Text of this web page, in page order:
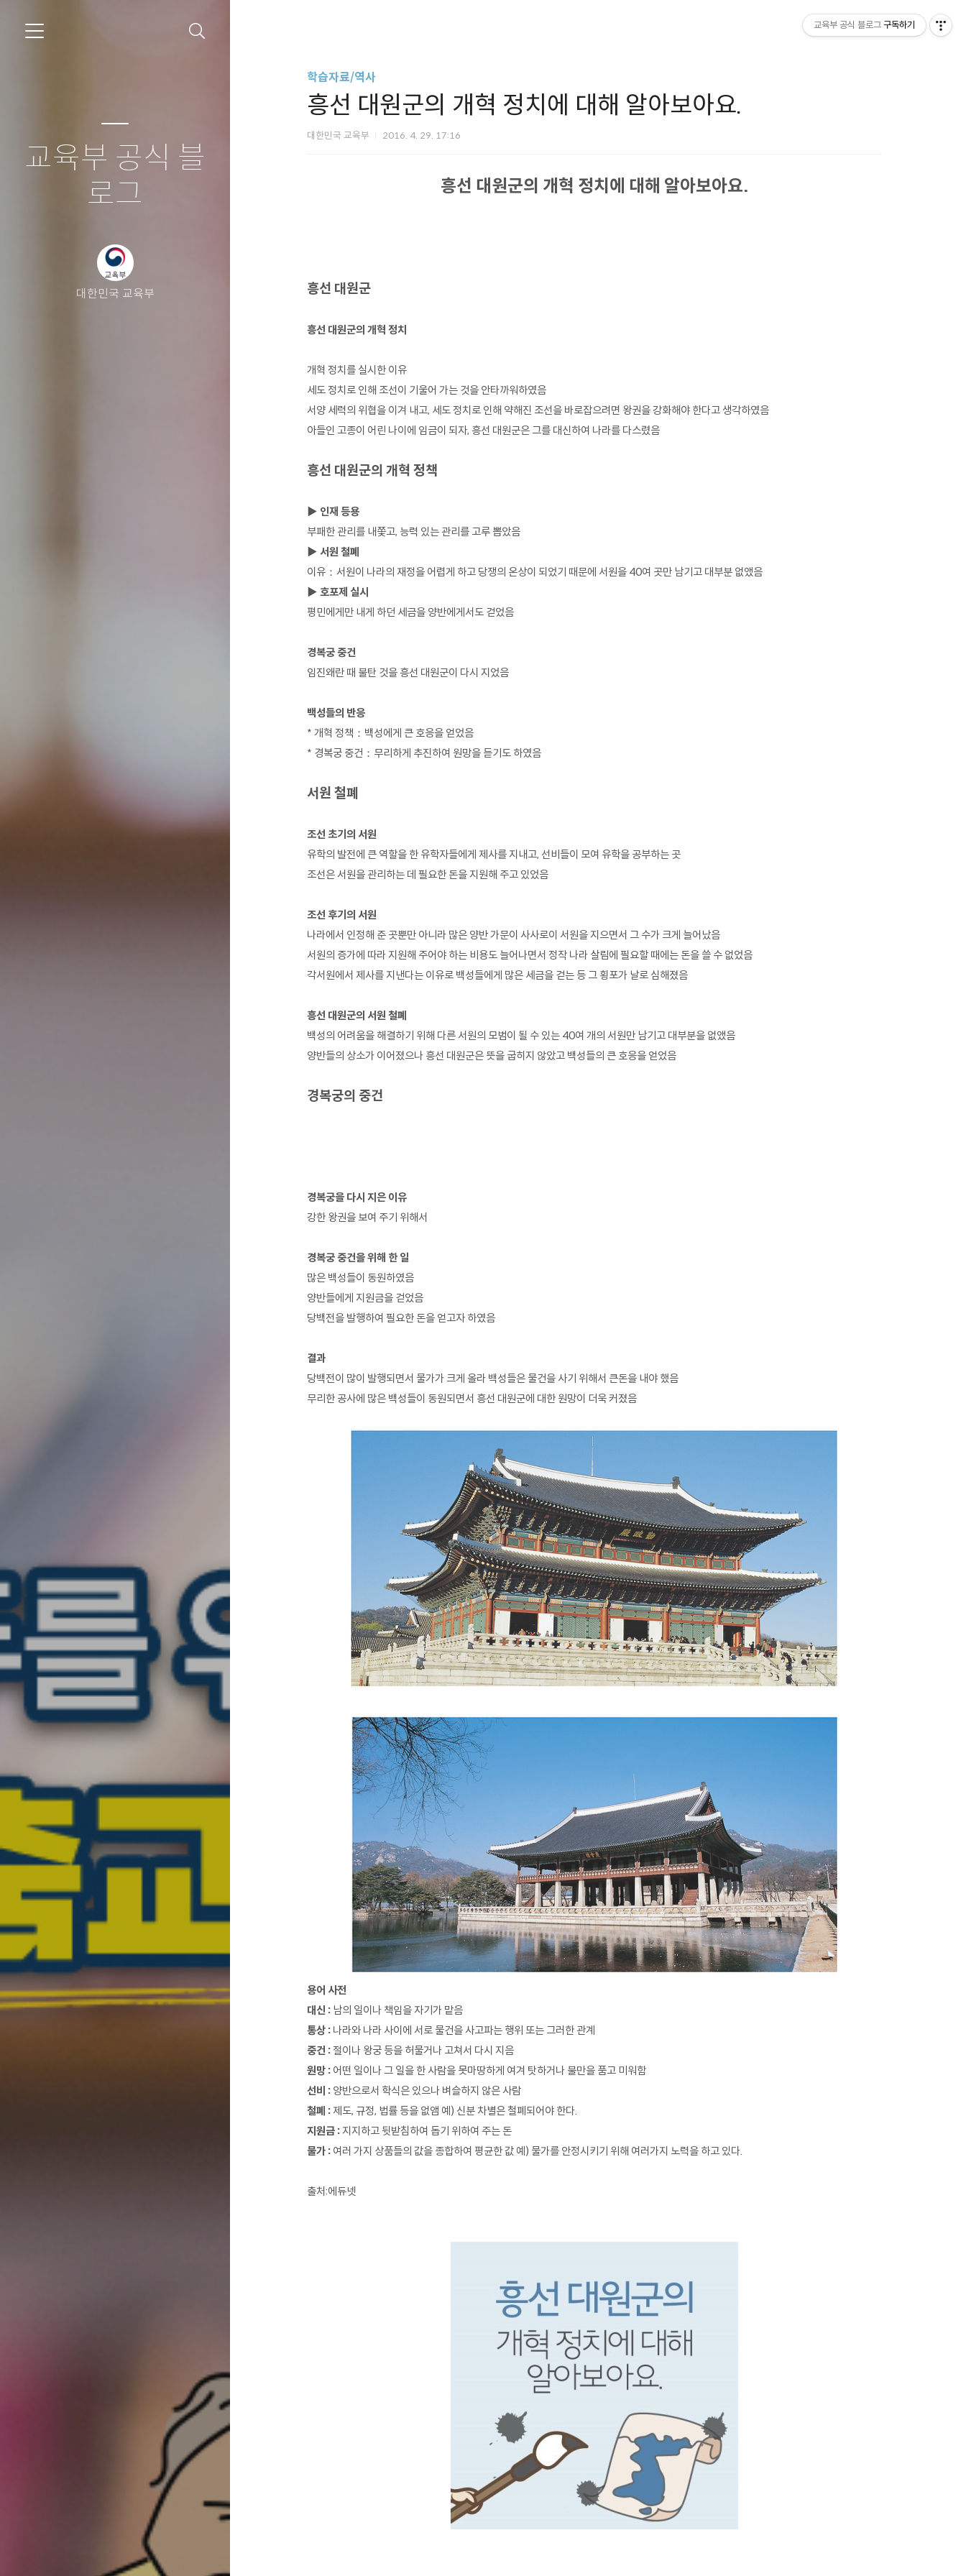
교육부 공식 블
로그
대한민국 교육부
학습자료/역사
흥선 대원군의 개혁 정치에 대해 알아보아요.
대한민국 교육부 2016. 4. 29. 17:16
흥선 대원군의 개혁 정치에 대해 알아보아요.
흥선 대원군
흥선 대원군의 개혁 정치
개혁 정치를 실시한 이유
세도 정치로 인해 조선이 기울어 가는 것을 안타까워하였음
서양 세력의 위협을 이겨 내고, 세도 정치로 인해 약해진 조선을 바로잡으려면 왕권을 강화해야 한다고 생각하였음
아들인 고종이 어린 나이에 임금이 되자, 흥선 대원군은 그를 대신하여 나라를 다스렸음
흥선 대원군의 개혁 정책
▶ 인재 등용
부패한 관리를 내쫓고, 능력 있는 관리를 고루 뽑았음
▶ 서원 철폐
이유：서원이 나라의 재정을 어렵게 하고 당쟁의 온상이 되었기 때문에 서원을 40여 곳만 남기고 대부분 없앴음
▶ 호포제 실시
평민에게만 내게 하던 세금을 양반에게서도 걷었음
경복궁 중건
임진왜란 때 불탄 것을 흥선 대원군이 다시 지었음
백성들의 반응
* 개혁 정책：백성에게 큰 호응을 얻었음
* 경복궁 중건：무리하게 추진하여 원망을 듣기도 하였음
서원 철폐
조선 초기의 서원
유학의 발전에 큰 역할을 한 유학자들에게 제사를 지내고, 선비들이 모여 유학을 공부하는 곳
조선은 서원을 관리하는 데 필요한 돈을 지원해 주고 있었음
조선 후기의 서원
나라에서 인정해 준 곳뿐만 아니라 많은 양반 가문이 사사로이 서원을 지으면서 그 수가 크게 늘어났음
서원의 증가에 따라 지원해 주어야 하는 비용도 늘어나면서 정작 나라 살림에 필요할 때에는 돈을 쓸 수 없었음
각서원에서 제사를 지낸다는 이유로 백성들에게 많은 세금을 걷는 등 그 횡포가 날로 심해졌음
흥선 대원군의 서원 철폐
백성의 어려움을 해결하기 위해 다른 서원의 모범이 될 수 있는 40여 개의 서원만 남기고 대부분을 없앴음
양반들의 상소가 이어졌으나 흥선 대원군은 뜻을 굽히지 않았고 백성들의 큰 호응을 얻었음
경복궁의 중건
경복궁을 다시 지은 이유
강한 왕권을 보여 주기 위해서
경복궁 중건을 위해 한 일
많은 백성들이 동원하였음
양반들에게 지원금을 걷었음
당백전을 발행하여 필요한 돈을 얻고자 하였음
결과
당백전이 많이 발행되면서 물가가 크게 올라 백성들은 물건을 사기 위해서 큰돈을 내야 했음
무리한 공사에 많은 백성들이 동원되면서 흥선 대원군에 대한 원망이 더욱 커졌음
용어 사전
대신 :남의 일이나 책임을 자기가 맡음
통상 :나라와 나라 사이에 서로 물건을 사고파는 행위 또는 그러한 관계
중건 :절이나 왕궁 등을 허물거나 고쳐서 다시 지음
원망 : 어떤 일이나 그 일을 한 사람을 못마땅하게 여겨 탓하거나 불만을 품고 미워함
선비 :양반으로서 학식은 있으나 벼슬하지 않은 사람
철폐 :제도, 규정, 법률 등을 없앰 예) 신분 차별은 철폐되어야 한다.
지원금 :지지하고 뒷받침하여 돕기 위하여 주는 돈
물가 : 여러 가지 상품들의 값을 종합하여 평균한 값 예) 물가를 안정시키기 위해 여러가지 노력을 하고 있다.
출처:에듀넷
교육부 공식 블로그 구독하기